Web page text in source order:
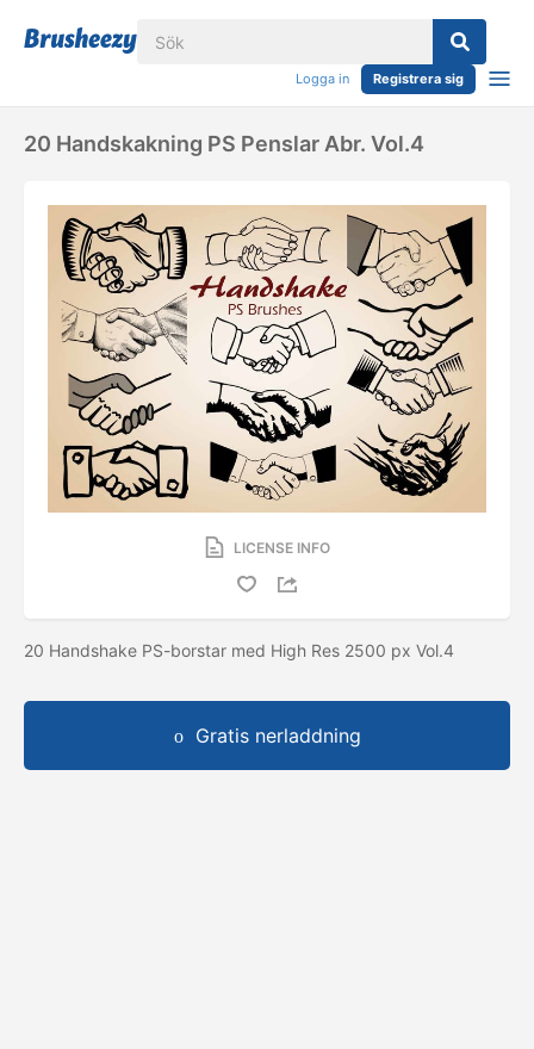
Logga in Registrera sig
20 Handskakning PS Penslar Abr. Vol.4
LICENSE INFO
20 Handshake PS-borstar med High Res 2500 px Vol.4
Gratis nerladdning